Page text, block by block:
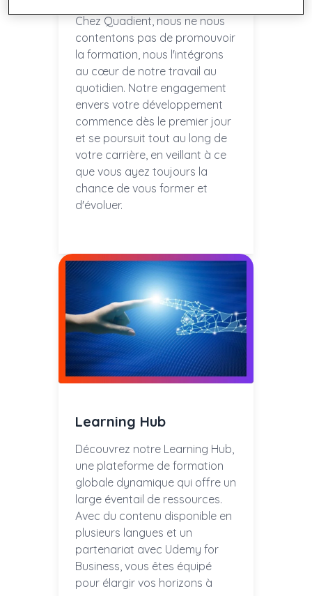
Chez Quadient, nous ne nous
contentons pas de promouvoir
la formation, nous l'intégrons
au cœur de notre travail au
quotidien. Notre engagement
envers votre développement
commence dès le premier jour
et se poursuit tout au long de
votre carrière, en veillant à ce
que vous ayez toujours la
chance de vous former et
d'évoluer.
Learning Hub
Découvrez notre Learning Hub,
une plateforme de formation
globale dynamique qui offre un
large éventail de ressources.
Avec du contenu disponible en
plusieurs langues et un
partenariat avec Udemy for
Business, vous êtes équipé
pour élargir vos horizons à